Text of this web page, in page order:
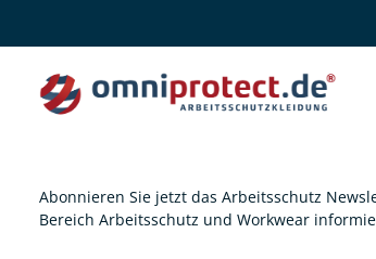
Abonnieren Sie jetzt das Arbeitsschutz
Bereich Arbeitsschutz und Workwear